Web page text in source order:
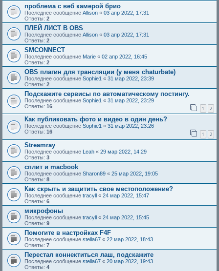
проблема с веб камерой брио
Последнее сообщение Allison « 03 апр 2022, 17:31
Ответы: 2
ПЛЕЙ ЛИСТ В OBS
Последнее сообщение Allison « 03 апр 2022, 17:31
Ответы: 2
SMCONNECT
Последнее сообщение Marie « 02 апр 2022, 16:45
Ответы: 2
OBS плагин для трансляции (у меня chaturbate)
Последнее сообщение Sophie1 « 31 мар 2022, 23:39
Ответы: 2
Подскажите сервисы по автоматическому постингу.
Последнее сообщение Sophie1 « 31 мар 2022, 23:29
Ответы: 16 1 2
Как публиковать фото и видео в один день?
Последнее сообщение Sophie1 « 31 мар 2022, 23:26
Ответы: 16 1 2
Streamray
Последнее сообщение Leah « 29 мар 2022, 14:29
Ответы: 3
сплит и macbook
Последнее сообщение Sharon89 « 25 мар 2022, 19:05
Ответы: 8
Как скрыть и защитить свое местоположение?
Последнее сообщение tracyll « 24 мар 2022, 15:47
Ответы: 6
микрофоны
Последнее сообщение tracyll « 24 мар 2022, 15:45
Ответы: 9
Помогите в настройках F4F
Последнее сообщение stella67 « 22 мар 2022, 18:43
Ответы: 7
Перестал коннектиться лаш, подскажите
Последнее сообщение stella67 « 20 мар 2022, 19:43
Ответы: 4